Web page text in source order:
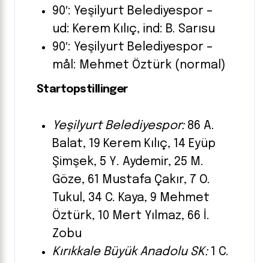
90′: Yeşilyurt Belediyespor –
ud: Kerem Kılıç, ind: B. Sarısu
90′: Yeşilyurt Belediyespor –
mål: Mehmet Öztürk (normal)
Startopstillinger
Yeşilyurt Belediyespor:86 A.
Balat, 19 Kerem Kılıç, 14 Eyüp
Şimşek, 5 Y. Aydemir, 25 M.
Göze, 61 Mustafa Çakır, 7 O.
Tukul, 34 C. Kaya, 9 Mehmet
Öztürk, 10 Mert Yılmaz, 66 İ.
Zobu
Kırıkkale Büyük Anadolu SK:1 C.